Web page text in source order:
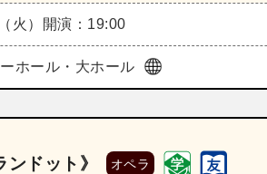
火） 開演：19:00
ホール・大ホール
ドット》 オペラ